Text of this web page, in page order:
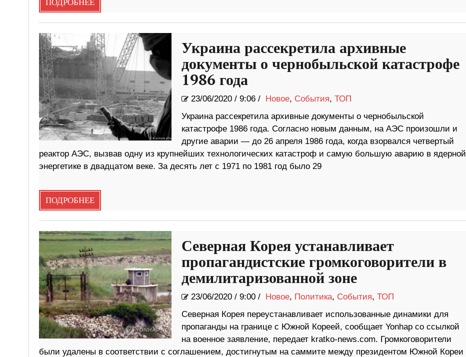
ПОДРОБНЕЕ
Украина рассекретила архивные
документы о чернобыльской катастрофе
1986 года
23/06/2020/ 9:06 / Новое, События, ТОП
Украина рассекретила архивные документы о чернобыльской
катастрофе 1986 года. Согласно новым данным, на АЭС произошли и
другие аварии — до 26 апреля 1986 года, когда взорвался четвертый
реактор АЭС, вызвав одну из крупнейших технологических катастроф и самую большую аварию в ядерной
энергетике в двадцатом веке. За десять лет с 1971 по 1981 год было 29
ПОДРОБНЕЕ
Северная Корея устанавливает
пропагандистские громкоговорители в
демилитаризованной зоне
23/06/2020/ 9:00 / Новое, Политика, События, ТОП
Северная Корея переустанавливает использованные динамики для
пропаганды на границе с Южной Кореей, сообщает Yonhap со ссылкой
на военное заявление, передает kratko-news.com. Громкоговорители
были удалены в соответствии с соглашением, достигнутым на саммите между президентом Южной Кореи